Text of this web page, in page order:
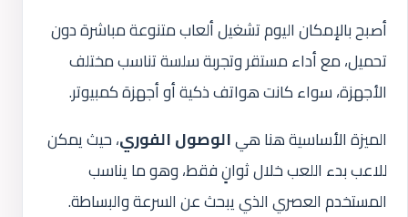
أصبح بالإمكان اليوم تشغيل ألعاب متنوعة مباشرة دون
تحميل، مع أداء مستقر وتجربة سلسة تناسب مختلف
الأجهزة، سواء كانت هواتف ذكية أو أجهزة كمبيوتر.
الميزة الأساسية هنا هيالوصول الفوري، حيث يمكن
للاعب بدء اللعب خلال ثوانٍ فقط، وهو ما يناسب
المستخدم العصري الذي يبحث عن السرعة والبساطة.